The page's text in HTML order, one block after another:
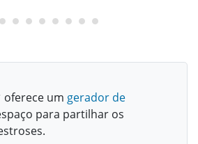
oferece um gerador de
para partilhar os